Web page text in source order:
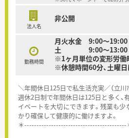
法人名
非公開
勤務時間
月火水金 9:00～19:00
土 9:00～13:00
※1ヶ月単位の変形労働
※休憩時間60分、土曜
＼年間休日125日で私生活充実／（立川
週休2日制で年間休日は125日と多く、
イベートを大切にできます。残業も少
かり確保して健康的に働けますよ。
＊------------------------------------------